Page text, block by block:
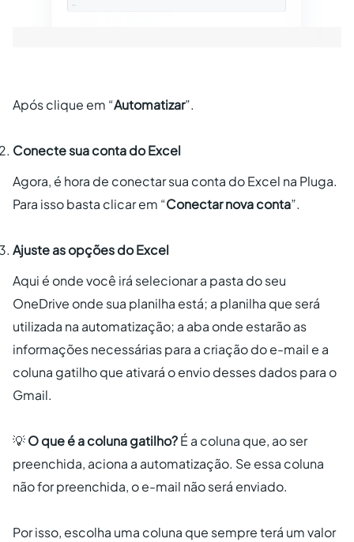
Após clique em “Automatizar”.
Conecte sua conta do Excel
Agora, é hora de conectar sua conta do Excel na Pluga.
Para isso basta clicar em “Conectar nova conta”.
Ajuste as opções do Excel
Aqui é onde você irá selecionar a pasta do seu
OneDrive onde sua planilha está; a planilha que será
utilizada na automatização; a aba onde estarão as
informações necessárias para a criação do e-mail e a
coluna gatilho que ativará o envio desses dados para o
Gmail.
💡O que é a coluna gatilho?É a coluna que, ao ser
preenchida, aciona a automatização. Se essa coluna
não for preenchida, o e-mail não será enviado.
Por isso, escolha uma coluna que sempre terá um valor